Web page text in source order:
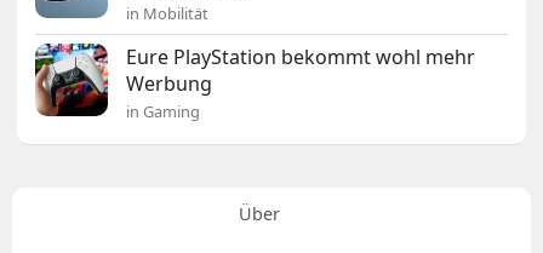
in Mobilität
Eure PlayStation bekommt wohl mehr
Werbung
in Gaming
Über